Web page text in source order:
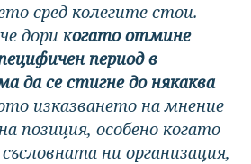
сред колегите стои.
дори когато отмине
период в
да се стигне до някаква
изказването на мнение
позиция, особено когато
ни организация,